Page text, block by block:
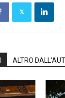
ALTRO